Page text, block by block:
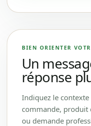
BIEN ORIENTER
Un
réponse
Indiquez le
commande, produit
ou demande